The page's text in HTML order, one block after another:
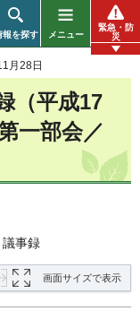
報を探す メニュー
緊急・防
災
月28日
（平成17
一部会／
事録
画面サイズで表示